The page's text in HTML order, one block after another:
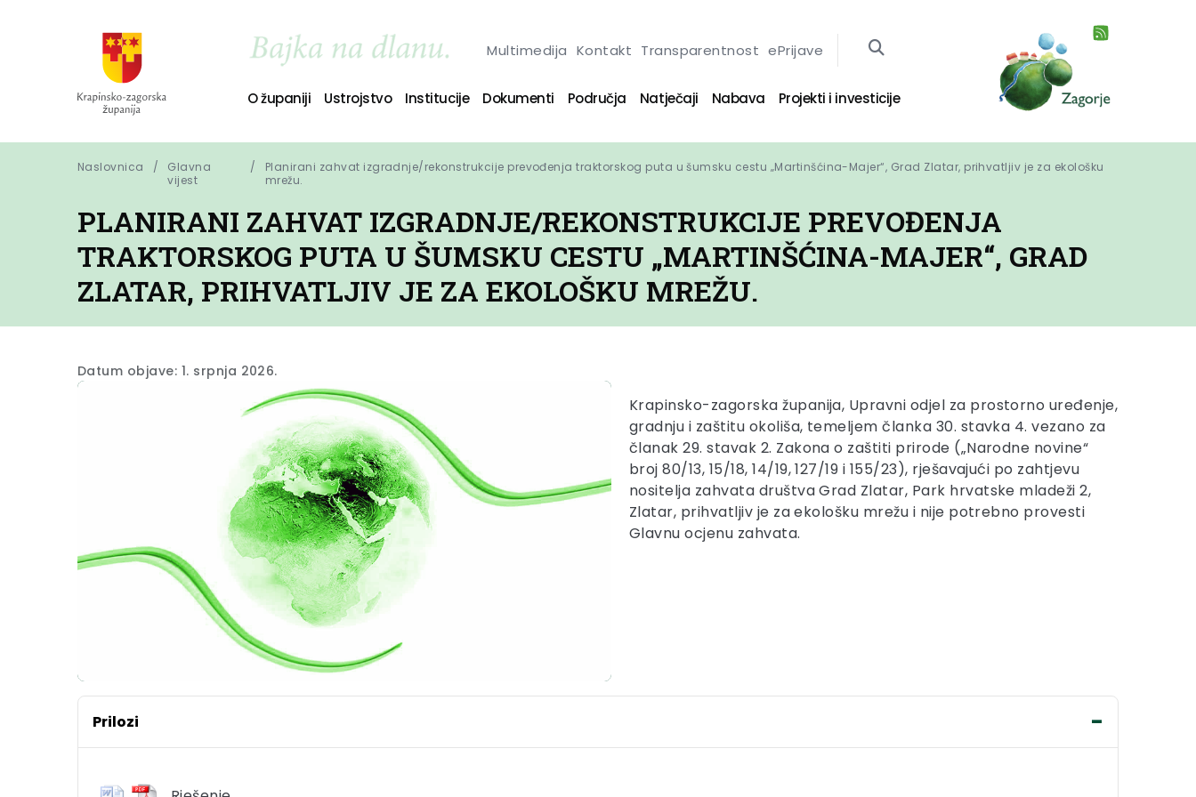
Multimedija Kontakt Transparentnost ePrijave
O županiji Ustrojstvo Institucije Dokumenti Područja Natječaji Nabava Projekti i investicije
Naslovnica
Glavna
vijest
Planirani zahvat izgradnje/rekonstrukcije prevođenja traktorskog puta u šumsku cestu „Martinšćina-Majer“, Grad Zlatar, prihvatljiv je za ekološku
mrežu.
PLANIRANI ZAHVAT IZGRADNJE/REKONSTRUKCIJE PREVOĐENJA
TRAKTORSKOG PUTA U ŠUMSKU CESTU „MARTINŠĆINA-MAJER“, GRAD
ZLATAR, PRIHVATLJIV JE ZA EKOLOŠKU MREŽU.
Datum objave: 1. srpnja 2026.
Krapinsko-zagorska županija, Upravni odjel za prostorno uređenje,
gradnju i zaštitu okoliša, temeljem članka 30. stavka 4. vezano za
članak 29. stavak 2. Zakona o zaštiti prirode („Narodne novine“
broj 80/13, 15/18, 14/19, 127/19 i 155/23), rješavajući po zahtjevu
nositelja zahvata društva Grad Zlatar, Park hrvatske mladeži 2,
Zlatar, prihvatljiv je za ekološku mrežu i nije potrebno provesti
Glavnu ocjenu zahvata.
Prilozi